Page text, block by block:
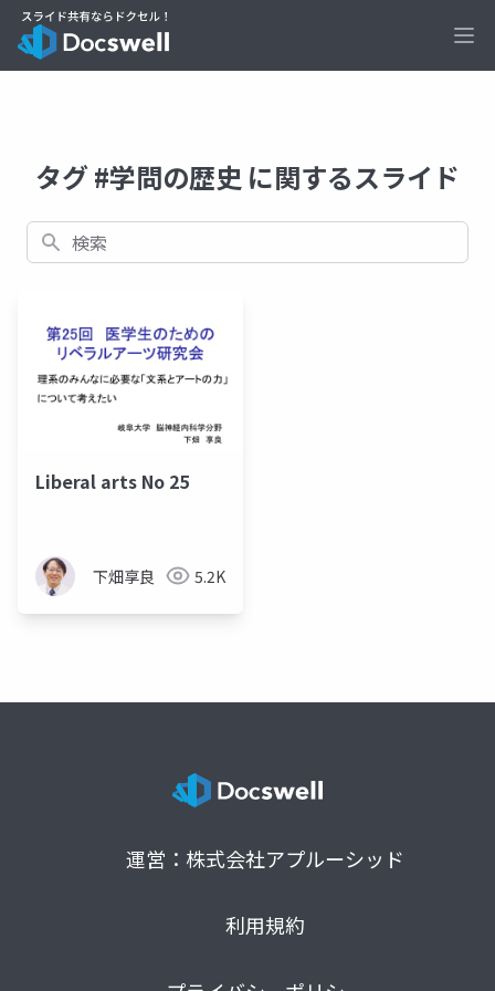
タグ #学問の歴史 に関するスライド
検索
Liberal arts No 25
下畑享良 5.2K
運営：株式会社アプルーシッド
利用規約